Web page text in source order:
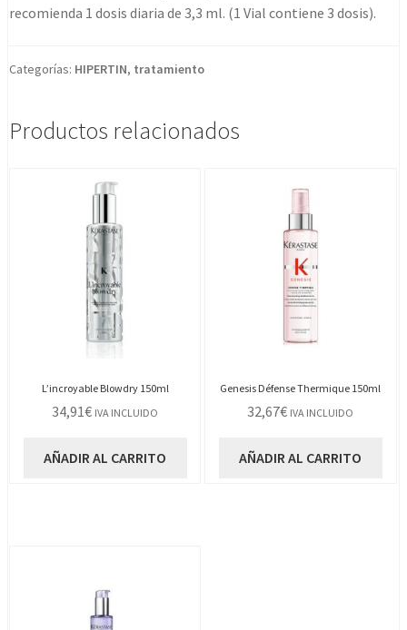
recomienda 1 dosis diaria de 3,3 ml. (1 Vial contiene 3 dosis).
Categorías: HIPERTIN, tratamiento
Productos relacionados
L’incroyable Blowdry 150ml
34,91€ IVA INCLUIDO
AÑADIR AL CARRITO
Genesis Défense Thermique 150ml
32,67€ IVA INCLUIDO
AÑADIR AL CARRITO